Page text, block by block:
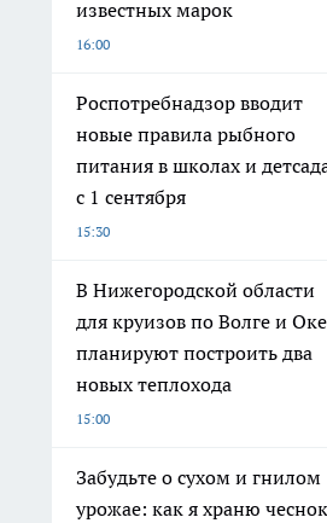
известных марок
16:00
Роспотребнадзор вводит
новые правила рыбного
питания в школах и
с 1 сентября
15:30
В Нижегородской области
для круизов по Волге и Оке
планируют построить два
новых теплохода
15:00
Забудьте о сухом и гнилом
урожае: как я храню чеснок